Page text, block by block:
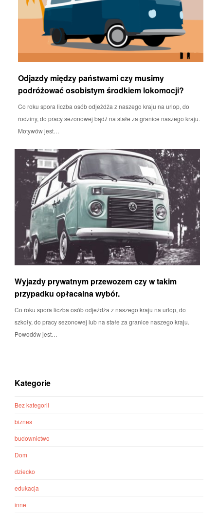
Odjazdy między państwami czy musimy
podróżować osobistym środkiem lokomocji?
Co roku spora liczba osób odjeżdża z naszego kraju na urlop, do
rodziny, do pracy sezonowej bądź na stałe za granice naszego kraju.
Motywów jest…
Wyjazdy prywatnym przewozem czy w takim
przypadku opłacalna wybór.
Co roku spora liczba osób odjeżdża z naszego kraju na urlop, do
szkoły, do pracy sezonowej lub na stałe za granice naszego kraju.
Powodów jest…
Kategorie
Bez kategorii
biznes
budownictwo
Dom
dziecko
edukacja
inne